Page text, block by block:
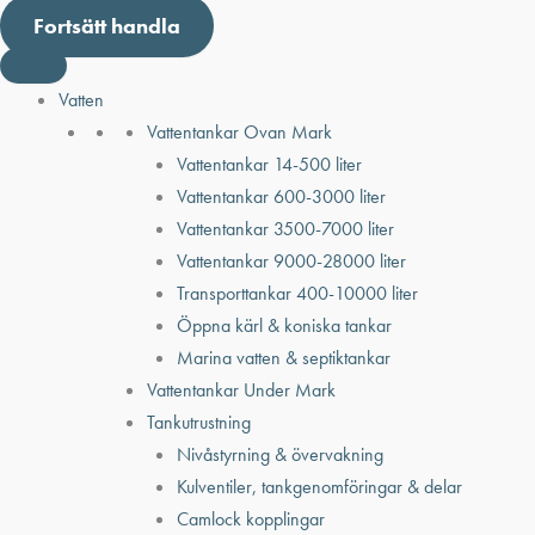
Fortsätt handla
Vatten
Vattentankar Ovan Mark
Vattentankar 14-500 liter
Vattentankar 600-3000 liter
Vattentankar 3500-7000 liter
Vattentankar 9000-28000 liter
Transporttankar 400-10000 liter
Öppna kärl & koniska tankar
Marina vatten & septiktankar
Vattentankar Under Mark
Tankutrustning
Nivåstyrning & övervakning
Kulventiler, tankgenomföringar & delar
Camlock kopplingar